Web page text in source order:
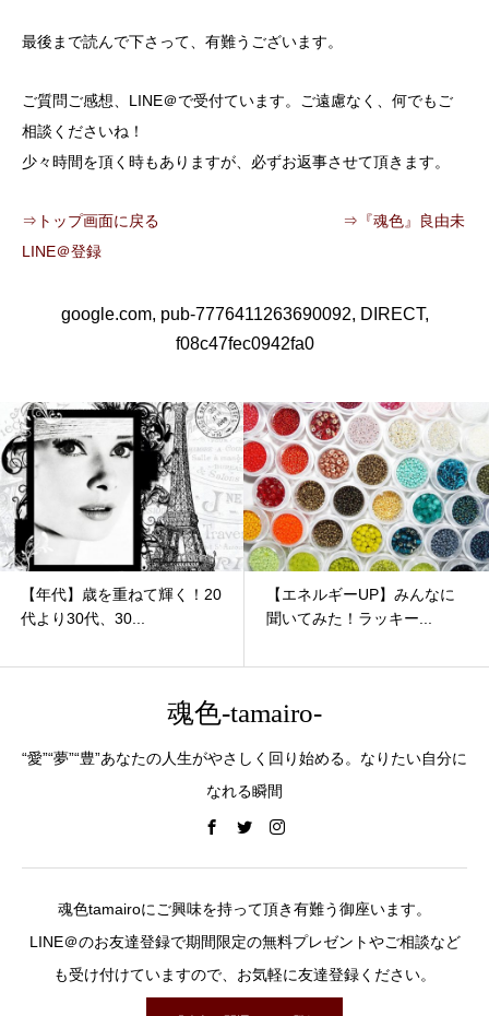
最後まで読んで下さって、有難うございます。
ご質問ご感想、LINE＠で受付ています。ご遠慮なく、何でもご
相談くださいね！
少々時間を頂く時もありますが、必ずお返事させて頂きます。
⇒トップ画面に戻る
⇒『魂色』良由未
LINE＠登録
google.com, pub-7776411263690092, DIRECT,
f08c47fec0942fa0
【年代】歳を重ねて輝く！20
代より30代、30...
【エネルギーUP】みんなに
聞いてみた！ラッキー...
魂色-tamairo-
“愛”“夢”“豊”あなたの人生がやさしく回り始める。なりたい自分に
なれる瞬間
魂色tamairoにご興味を持って頂き有難う御座います。
LINE＠のお友達登録で期間限定の無料プレゼントやご相談など
も受け付けていますので、お気軽に友達登録ください。